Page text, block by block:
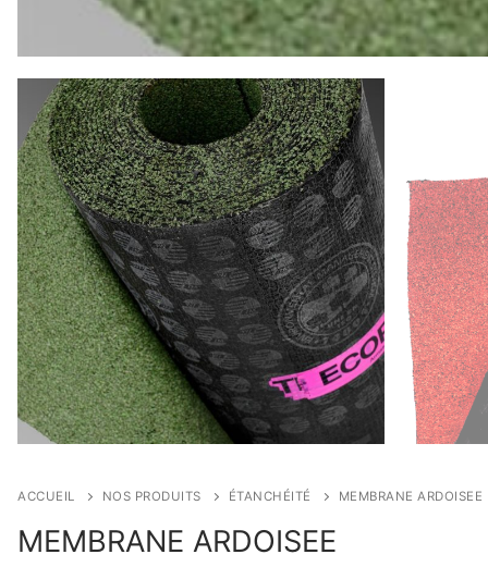
ACCUEIL NOS PRODUITS ÉTANCHÉITÉ MEMBRANE ARDOISEE
MEMBRANE ARDOISEE